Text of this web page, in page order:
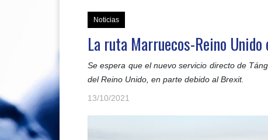
Noticias
La ruta Marruecos-Reino
Se espera que el nuevo servicio directo de
del Reino Unido, en parte debido al Brexit.
13/10/2021